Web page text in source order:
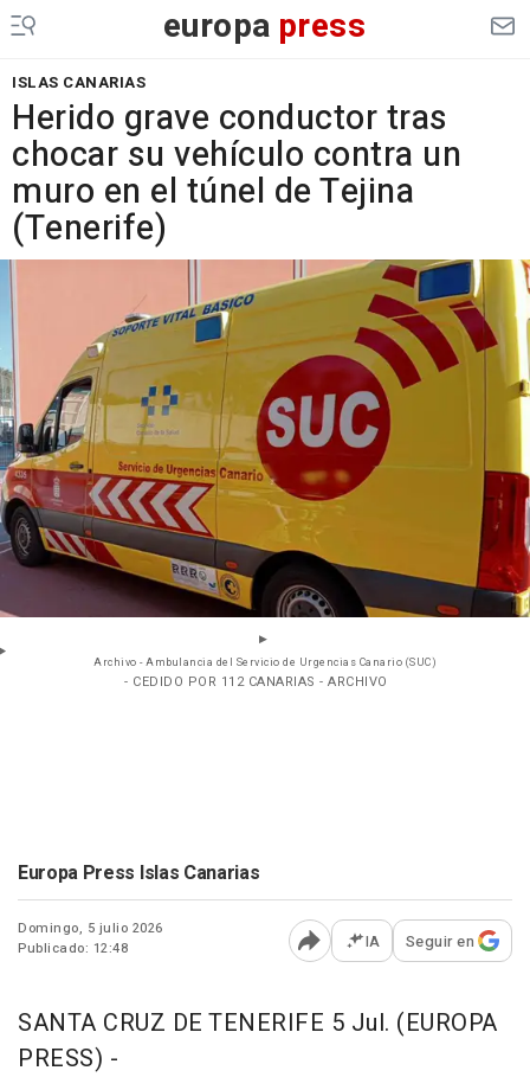
europa press
ISLAS CANARIAS
Herido grave conductor tras
chocar su vehículo contra un
muro en el túnel de Tejina
(Tenerife)
Archivo - Ambulancia del Servicio de Urgencias Canario (SUC)
- CEDIDO POR 112 CANARIAS - ARCHIVO
Europa Press Islas Canarias
Domingo, 5 julio 2026
Publicado: 12:48
Abrir opciones para
IA Seguir en
SANTA CRUZ DE TENERIFE 5 Jul. (EUROPA
PRESS) -